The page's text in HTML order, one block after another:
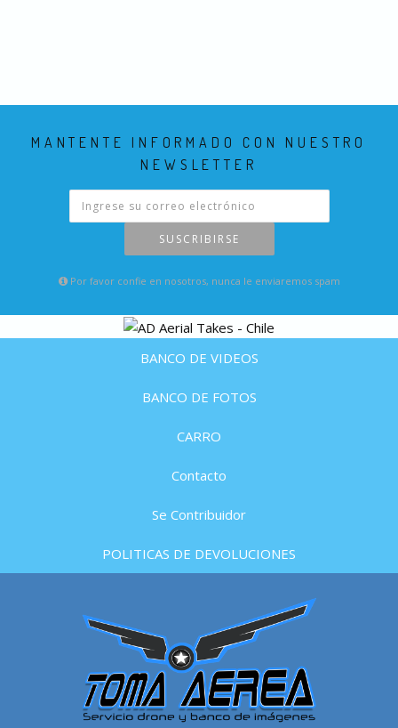
MANTENTE INFORMADO CON NUESTRO
NEWSLETTER
SUSCRIBIRSE
Por favor confie en nosotros, nunca le enviaremos spam
BANCO DE VIDEOS
BANCO DE FOTOS
CARRO
Contacto
Se Contribuidor
POLITICAS DE DEVOLUCIONES